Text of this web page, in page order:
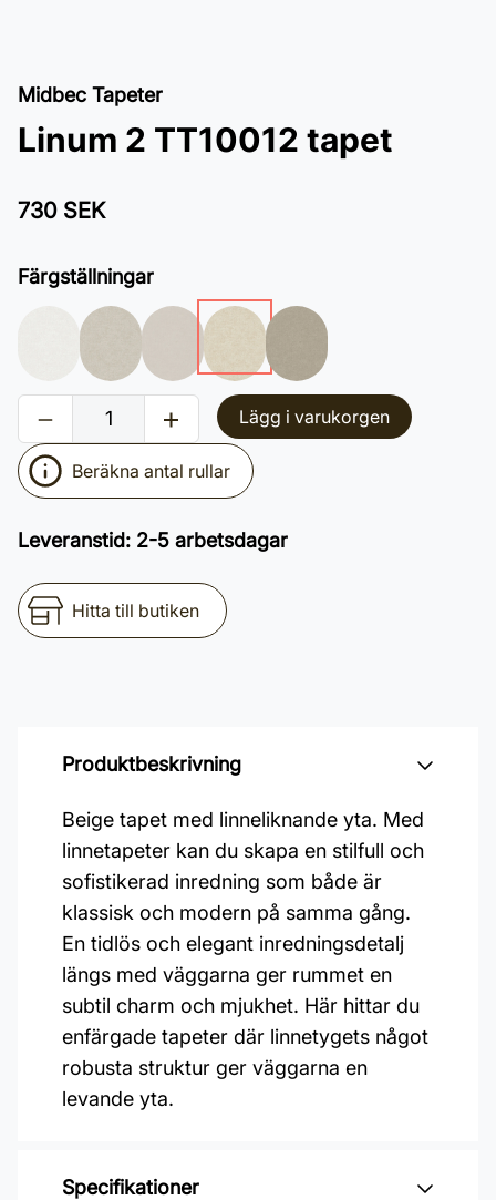
Midbec Tapeter
Linum 2 TT10012 tapet
730 SEK
Färgställningar
Lägg i varukorgen
Beräkna antal rullar
Leveranstid: 2-5 arbetsdagar
Hitta till butiken
Produktbeskrivning
Beige tapet med linneliknande yta. Med
linnetapeter kan du skapa en stilfull och
sofistikerad inredning som både är
klassisk och modern på samma gång.
En tidlös och elegant inredningsdetalj
längs med väggarna ger rummet en
subtil charm och mjukhet. Här hittar du
enfärgade tapeter där linnetygets något
robusta struktur ger väggarna en
levande yta.
Specifikationer